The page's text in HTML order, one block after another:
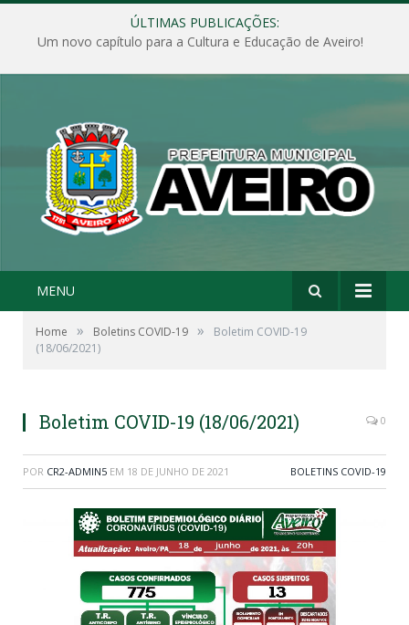
ÚLTIMAS PUBLICAÇÕES:
Um novo capítulo para a Cultura e Educação de Aveiro!
MENU
Home » Boletins COVID-19 »
Boletim COVID-19
(18/06/2021)
Boletim COVID-19 (18/06/2021) 0
POR CR2-ADMIN5 EM 18 DE JUNHO DE 2021 BOLETINS COVID-19